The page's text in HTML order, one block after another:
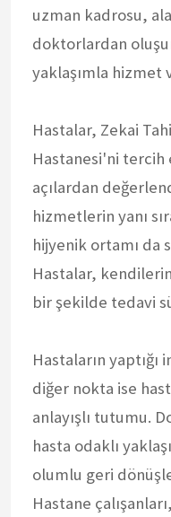
uzman kadrosu,
doktorlardan
yaklaşımla hizmet
Hastalar, Zekai
Hastanesi'ni
açılardan
hizmetlerin yanı
hijyenik ortamı da
Hastalar,
bir şekilde tedavi
Hastaların
diğer nokta ise
anlayışlı tutumu.
hasta odaklı
olumlu geri
Hastane